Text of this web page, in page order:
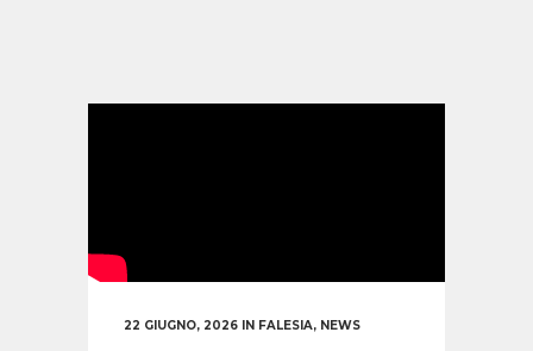
22 GIUGNO, 2026 IN FALESIA, NEWS